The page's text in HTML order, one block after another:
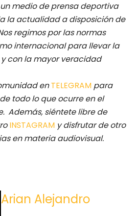
medio de prensa deportiva
la actualidad a disposición de
regimos por las normas
internacional para llevar la
con la mayor veracidad
enTELEGRAM para
todo lo que ocurre en el
Además, siéntete libre de
INSTAGRAM y disfrutar de otro
en materia audiovisual.
Arian Alejandro